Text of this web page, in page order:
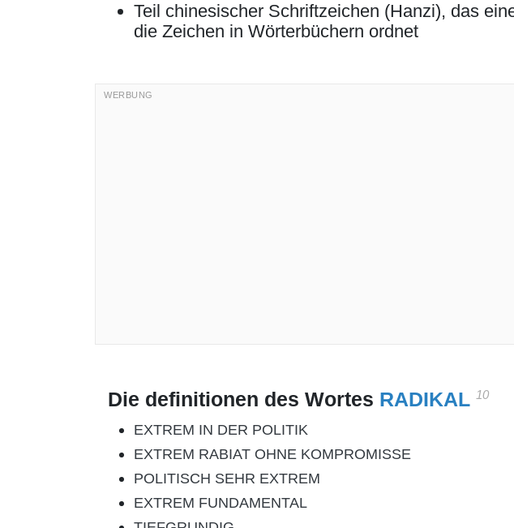
Teil chinesischer Schriftzeichen (Hanzi), das
die Zeichen in Wörterbüchern ordnet
Die definitionen des Wortes RADIKAL 10
EXTREM IN DER POLITIK
EXTREM RABIAT OHNE KOMPROMISSE
POLITISCH SEHR EXTREM
EXTREM FUNDAMENTAL